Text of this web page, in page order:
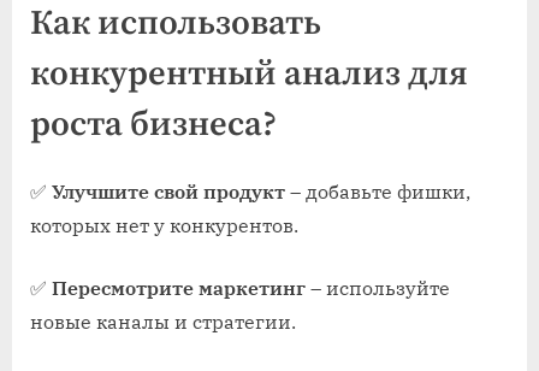
Как использовать
конкурентный анализ для
роста бизнеса?
✅ Улучшите свой продукт – добавьте фишки,
которых нет у конкурентов.
✅ Пересмотрите маркетинг – используйте
новые каналы и стратегии.